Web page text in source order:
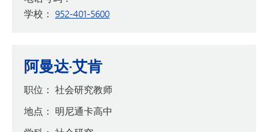
学校： 952-401-5600
阿曼达·艾肯
职位： 社会研究教师
地点： 明尼通卡高中